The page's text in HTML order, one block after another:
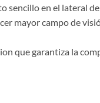
sencillo en el lateral
mayor campo de
que garantiza la